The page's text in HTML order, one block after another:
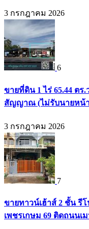
3 กรกฎาคม 2026
6
ขายที่ดิน 1 ไร่ 65.44 ตร.
สัญญาณ (ไม่รับนายหน้า)
3 กรกฎาคม 2026
7
ขายทาวน์เฮ้าส์ 2 ชั้น รี
เพชรเกษม 69 ติดถนนเ